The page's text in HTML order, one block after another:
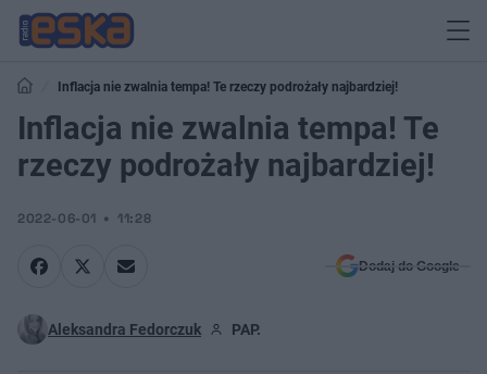
Inflacja nie zwalnia tempa! Te rzeczy podrożały najbardziej!
Inflacja nie zwalnia tempa! Te
rzeczy podrożały najbardziej!
2022-06-01 11:28
Dodaj do Google
Aleksandra Fedorczuk PAP.